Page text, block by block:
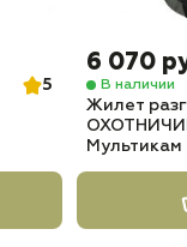
5
6 070
В наличии
Жилет
Мультикам